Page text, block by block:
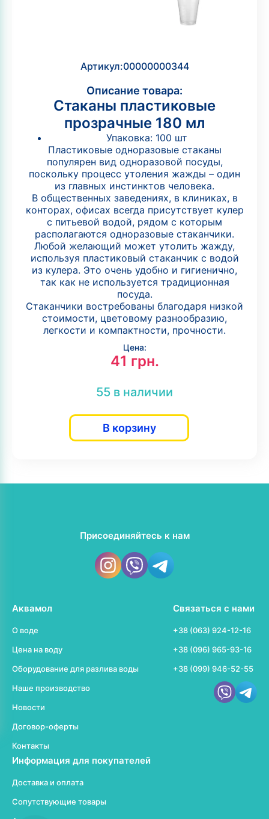
Артикул:00000000344
Описание товара:
Стаканы пластиковые
прозрачные 180 мл
Упаковка: 100 шт
Пластиковые одноразовые стаканы
популярен вид одноразовой посуды,
поскольку процесс утоления жажды – один
из главных инстинктов человека.
В общественных заведениях, в клиниках, в
конторах, офисах всегда присутствует кулер
с питьевой водой, рядом с которым
располагаются одноразовые стаканчики.
Любой желающий может утолить жажду,
используя пластиковый стаканчик с водой
из кулера. Это очень удобно и гигиенично,
так как не используется традиционная
посуда.
Стаканчики востребованы благодаря низкой
стоимости, цветовому разнообразию,
легкости и компактности, прочности.
Цена:
41 грн.
55 в наличии
В корзину
Присоединяйтесь к нам
Аквамол
О воде
Цена на воду
Оборудование для разлива воды
Наше производство
Новости
Договор-оферты
Контакты
Информация для покупателей
Доставка и оплата
Сопутствующие товары
Связаться с нами
+38 (063) 924-12-16
+38 (096) 965-93-16
+38 (099) 946-52-55